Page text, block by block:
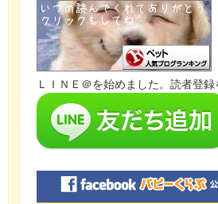
ＬＩＮＥ＠を始めました。読者登